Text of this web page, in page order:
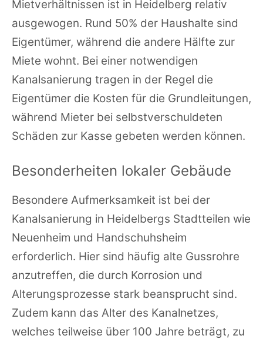
Mietverhältnissen ist in Heidelberg relativ
ausgewogen. Rund 50% der Haushalte sind
Eigentümer, während die andere Hälfte zur
Miete wohnt. Bei einer notwendigen
Kanalsanierung tragen in der Regel die
Eigentümer die Kosten für die Grundleitungen,
während Mieter bei selbstverschuldeten
Schäden zur Kasse gebeten werden können.
Besonderheiten lokaler Gebäude
Besondere Aufmerksamkeit ist bei der
Kanalsanierung in Heidelbergs Stadtteilen wie
Neuenheim und Handschuhsheim
erforderlich. Hier sind häufig alte Gussrohre
anzutreffen, die durch Korrosion und
Alterungsprozesse stark beansprucht sind.
Zudem kann das Alter des Kanalnetzes,
welches teilweise über 100 Jahre beträgt, zu